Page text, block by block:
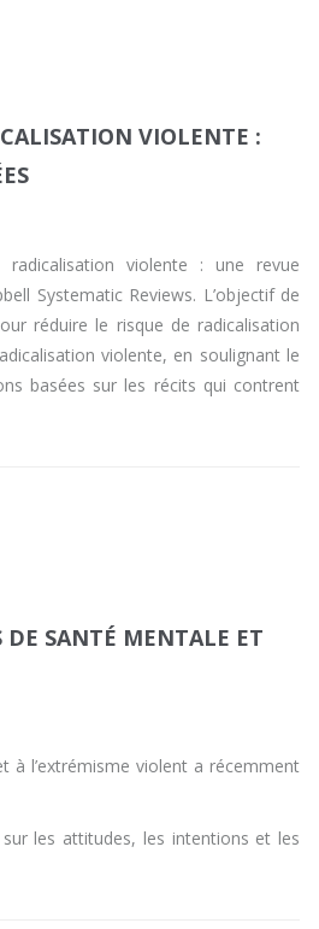
VIOLENTE :
violente : une revue
Systematic Reviews. L’objectif de
réduire le risque de radicalisation
violente, en soulignant le
basées sur les récits qui contrent
DE SANTÉ MENTALE ET
à l’extrémisme violent a récemment
les attitudes, les intentions et les